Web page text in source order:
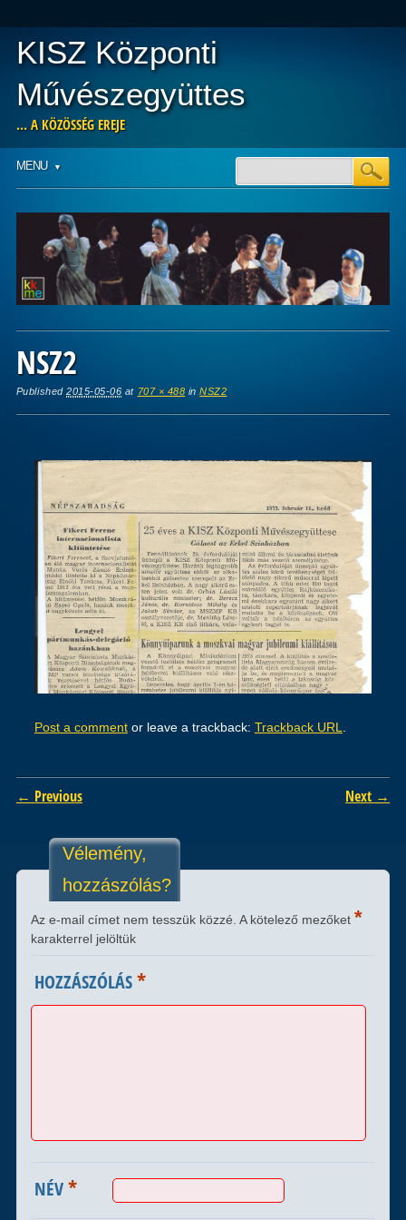
KISZ Központi
Művészegyüttes
… A KÖZÖSSÉG EREJE
Main menu
MENU
NSZ2
Published2015-05-06 at 707 × 488 inNSZ2
Post a commentor leave a trackback: Trackback URL.
← Previous Next →
Vélemény,
hozzászólás?
Az e-mail címet nem tesszük közzé. A kötelező mezőket *
karakterrel jelöltük
HOZZÁSZÓLÁS*
NÉV*